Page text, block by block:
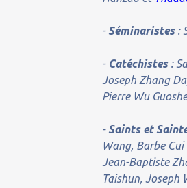
- Séminaristes:
- Catéchistes:
Joseph Zhang
Pierre Wu
- Saints et
Wang, Barbe
Jean-Baptiste
Taishun, Joseph